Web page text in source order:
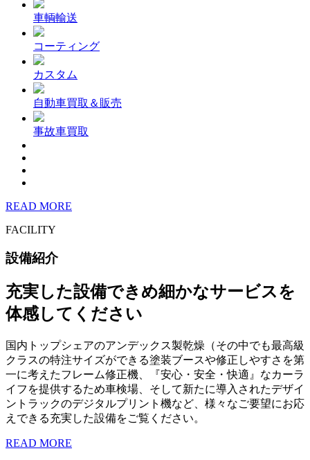
車輌輸送
コーティング
カスタム
自動車買取＆販売
事故車買取
READ MORE
FACILITY
設備紹介
充実した設備できめ細かなサービスを
体感してください
国内トップシェアのアンデックス製乾燥（その中でも最高級
クラスの特注サイズができる塗装ブースや修正しやすさを第
一に考えたフレーム修正機、『安心・安全・快適』なカーラ
イフを提供するため車検場、そして新たに導入されたデザイ
ントラックのデジタルプリント機など、様々なご要望にお応
えできる充実した設備をご覧ください。
READ MORE